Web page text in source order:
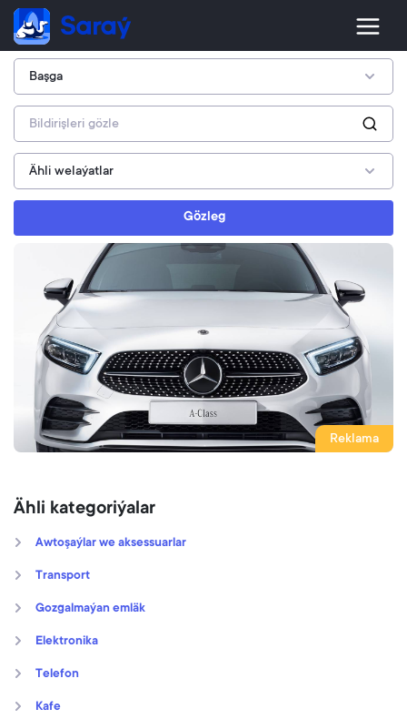
Gözleg
Reklama
Ähli kategoriýalar
Awtoşaýlar we aksessuarlar
Transport
Gozgalmaýan emläk
Elektronika
Telefon
Kafe